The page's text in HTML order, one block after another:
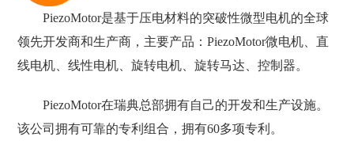
PiezoMotor是基于压电材料的突破性微型电机的全球
领先开发商和生产商，主要产品：PiezoMotor微电机、直
线电机、线性电机、旋转电机、旋转马达、控制器。
PiezoMotor在瑞典总部拥有自己的开发和生产设施。
该公司拥有可靠的专利组合，拥有60多项专利。